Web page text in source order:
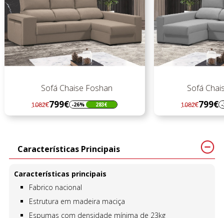
Sofá Chaise Foshan
Regular
preço
799€
Preço -26% 283€
Sofá Chaise
Regular
preço
799€
Preço -26%
Características Principais
Características principais
Fabrico nacional
Estrutura em madeira maciça
Espumas com densidade mínima de 23kg